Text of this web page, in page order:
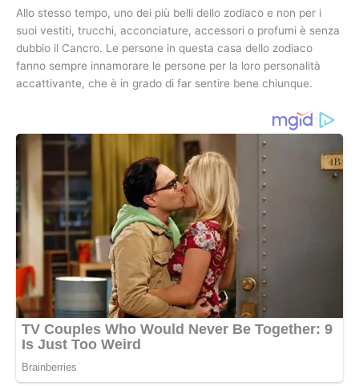
Allo stesso tempo, uno dei più belli dello zodiaco e non per i
suoi vestiti, trucchi, acconciature, accessori o profumi è senza
dubbio il Cancro. Le persone in questa casa dello zodiaco
fanno sempre innamorare le persone per la loro personalità
accattivante, che è in grado di far sentire bene chiunque.